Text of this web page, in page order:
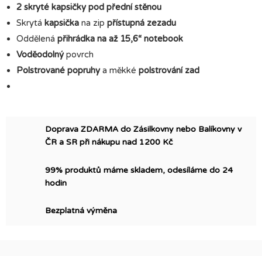
2 skryté kapsičky pod přední stěnou
Skrytá kapsička na zip přístupná zezadu
Oddělená přihrádka na až 15,6“ notebook
Voděodolnýpovrch
Polstrované popruhya měkké polstrování zad
Doprava ZDARMA do Zásilkovny nebo Balíkovny v
ČR a SR při nákupu nad 1200 Kč
99% produktů máme skladem, odesíláme do 24
hodin
Bezplatná výměna